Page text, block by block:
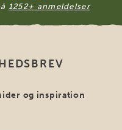
1252+ anmeldelser
og inspiration